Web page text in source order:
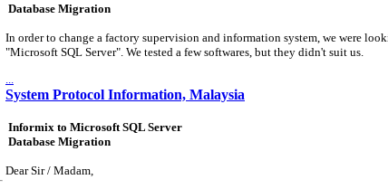
Database Migration
In order to change a factory supervision and information system, we were
"Microsoft SQL Server". We tested a few softwares, but they didn't suit us.
System Protocol Information, Malaysia
Informix to Microsoft SQL Server
Database Migration
Dear Sir / Madam,